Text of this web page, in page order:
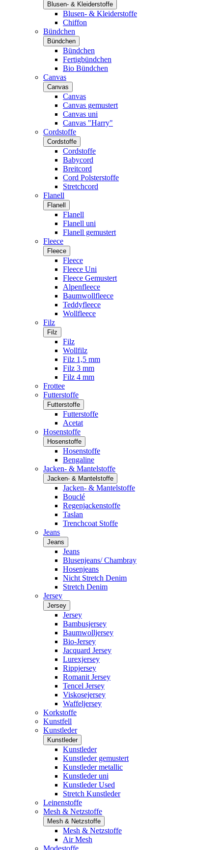
Blusen- & Kleiderstoffe
Blusen- & Kleiderstoffe
Chiffon
Bündchen
Bündchen
Bündchen
Fertigbündchen
Bio Bündchen
Canvas
Canvas
Canvas
Canvas gemustert
Canvas uni
Canvas "Harry"
Cordstoffe
Cordstoffe
Cordstoffe
Babycord
Breitcord
Cord Polsterstoffe
Stretchcord
Flanell
Flanell
Flanell
Flanell uni
Flanell gemustert
Fleece
Fleece
Fleece
Fleece Uni
Fleece Gemustert
Alpenfleece
Baumwollfleece
Teddyfleece
Wollfleece
Filz
Filz
Filz
Wollfilz
Filz 1,5 mm
Filz 3 mm
Filz 4 mm
Frottee
Futterstoffe
Futterstoffe
Futterstoffe
Acetat
Hosenstoffe
Hosenstoffe
Hosenstoffe
Bengaline
Jacken- & Mantelstoffe
Jacken- & Mantelstoffe
Jacken- & Mantelstoffe
Bouclé
Regenjackenstoffe
Taslan
Trenchcoat Stoffe
Jeans
Jeans
Jeans
Blusenjeans/ Chambray
Hosenjeans
Nicht Stretch Denim
Stretch Denim
Jersey
Jersey
Jersey
Bambusjersey
Baumwolljersey
Bio-Jersey
Jacquard Jersey
Lurexjersey
Rippjersey
Romanit Jersey
Tencel Jersey
Viskosejersey
Waffeljersey
Korkstoffe
Kunstfell
Kunstleder
Kunstleder
Kunstleder
Kunstleder gemustert
Kunstleder metallic
Kunstleder uni
Kunstleder Used
Stretch Kunstleder
Leinenstoffe
Mesh & Netzstoffe
Mesh & Netzstoffe
Mesh & Netzstoffe
Air Mesh
Modestoffe